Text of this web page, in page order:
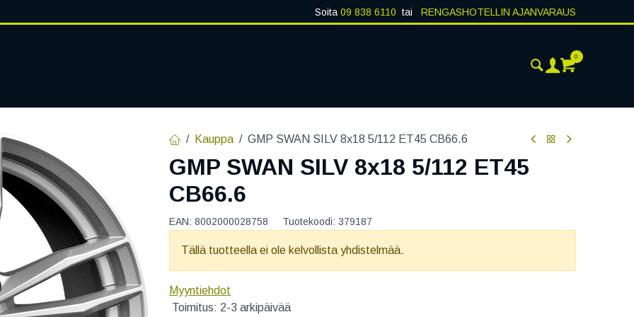
Soita 09 838 6110 tai RENGASHOTELLIN AJANVARAUS
0
Kauppa GMP SWAN SILV 8x18 5/112 ET45 CB66.6
GMP SWAN SILV 8x18 5/112 ET45
CB66.6
EAN: 8002000028758 Tuotekoodi: 379187
Tällä tuotteella ei ole kelvollista yhdistelmää.
Myyntiehdot
Toimitus: 2-3 arkipäivää